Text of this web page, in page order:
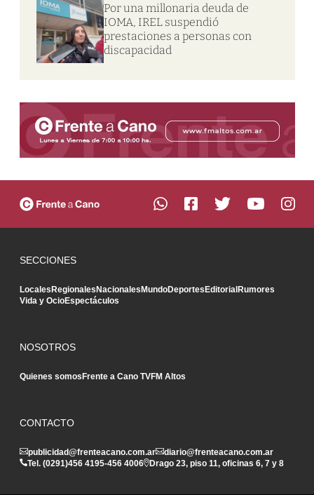
Por una millonaria deuda de
IOMA, IREL suspendió
prestaciones a personas con
discapacidad
SECCIONES
LocalesRegionalesNacionalesMundoDeportesEditorialRumores
Vida y OcioEspectáculos
NOSOTROS
Quienes somosFrente a Cano TVFM Altos
CONTACTO
publicidad@frenteacano.com.ar
diario@frenteacano.com.ar
Tel. (0291)456 4195-456 4006 Drago 23, piso 11, oficinas 6, 7 y 8